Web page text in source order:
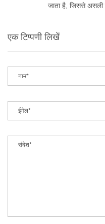
जाता है, जिससे असली
एक टिप्पणी लिखें